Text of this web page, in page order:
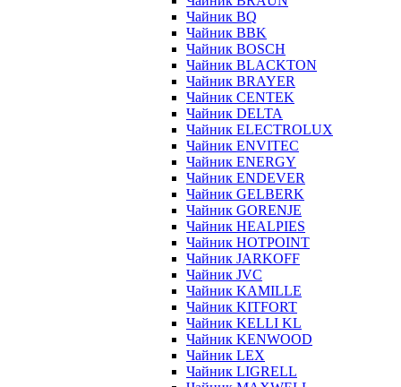
Чайник BQ
Чайник BBK
Чайник BOSCH
Чайник BLACKTON
Чайник BRAYER
Чайник CENTEK
Чайник DELTA
Чайник ELECTROLUX
Чайник ENVITEC
Чайник ENERGY
Чайник ENDEVER
Чайник GELBERK
Чайник GORENJE
Чайник HEALPIES
Чайник HOTPOINT
Чайник JARKOFF
Чайник JVC
Чайник KAMILLE
Чайник KITFORT
Чайник KELLI KL
Чайник KENWOOD
Чайник LEX
Чайник LIGRELL